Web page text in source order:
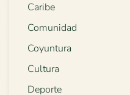
Caribe
Comunidad
Coyuntura
Cultura
Deporte